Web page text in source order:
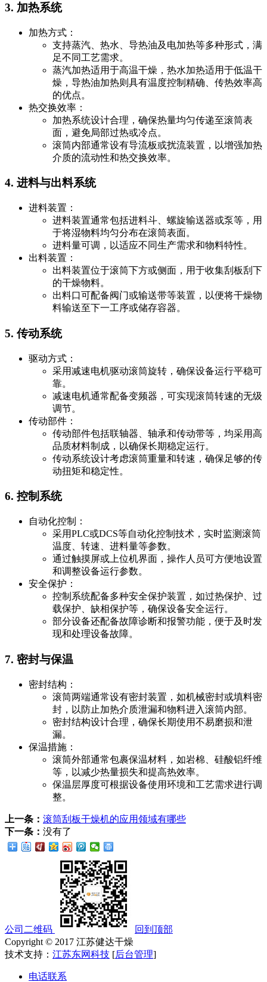
3. 加热系统
加热方式：
支持蒸汽、热水、导热油及电加热等多种形式，满
足不同工艺需求。
蒸汽加热适用于高温干燥，热水加热适用于低温干
燥，导热油加热则具有温度控制精确、传热效率高
的优点。
热交换效率：
加热系统设计合理，确保热量均匀传递至滚筒表
面，避免局部过热或冷点。
滚筒内部通常设有导流板或扰流装置，以增强加热
介质的流动性和热交换效率。
4. 进料与出料系统
进料装置：
进料装置通常包括进料斗、螺旋输送器或泵等，用
于将湿物料均匀分布在滚筒表面。
进料量可调，以适应不同生产需求和物料特性。
出料装置：
出料装置位于滚筒下方或侧面，用于收集刮板刮下
的干燥物料。
出料口可配备阀门或输送带等装置，以便将干燥物
料输送至下一工序或储存容器。
5. 传动系统
驱动方式：
采用减速电机驱动滚筒旋转，确保设备运行平稳可
靠。
减速电机通常配备变频器，可实现滚筒转速的无级
调节。
传动部件：
传动部件包括联轴器、轴承和传动带等，均采用高
品质材料制成，以确保长期稳定运行。
传动系统设计考虑滚筒重量和转速，确保足够的传
动扭矩和稳定性。
6. 控制系统
自动化控制：
采用PLC或DCS等自动化控制技术，实时监测滚筒
温度、转速、进料量等参数。
通过触摸屏或上位机界面，操作人员可方便地设置
和调整设备运行参数。
安全保护：
控制系统配备多种安全保护装置，如过热保护、过
载保护、缺相保护等，确保设备安全运行。
部分设备还配备故障诊断和报警功能，便于及时发
现和处理设备故障。
7. 密封与保温
密封结构：
滚筒两端通常设有密封装置，如机械密封或填料密
封，以防止加热介质泄漏和物料进入滚筒内部。
密封结构设计合理，确保长期使用不易磨损和泄
漏。
保温措施：
滚筒外部通常包裹保温材料，如岩棉、硅酸铝纤维
等，以减少热量损失和提高热效率。
保温层厚度可根据设备使用环境和工艺需求进行调
整。
上一条： 滚筒刮板干燥机的应用领域有哪些
下一条： 没有了
公司二维码
回到顶部
Copyright © 2017 江苏健达干燥
技术支持： 江苏东网科技 [后台管理]
电话联系